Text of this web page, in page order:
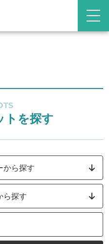
トを探す
から探す
ら探す